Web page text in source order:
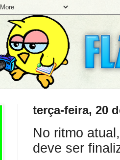
terça-feira, 20
No ritmo
deve ser